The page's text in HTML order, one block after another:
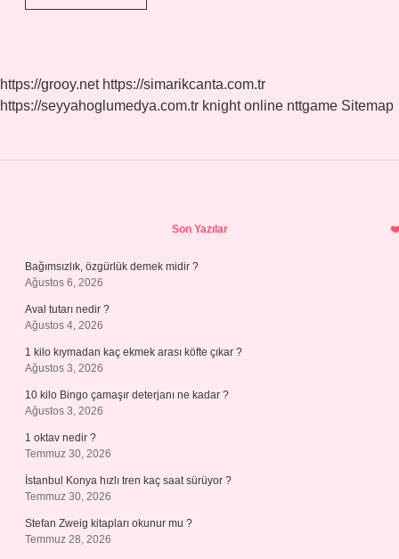
Olmazsa
https://grooy.net https://simarikcanta.com.tr
https://seyyahoglumedya.com.tr knight online nttgame Sitemap
Son Yazılar
Bağımsızlık, özgürlük demek midir ?
Ağustos 6, 2026
Aval tutarı nedir ?
Ağustos 4, 2026
1 kilo kıymadan kaç ekmek arası köfte çıkar ?
Ağustos 3, 2026
10 kilo Bingo çamaşır deterjanı ne kadar ?
Ağustos 3, 2026
1 oktav nedir ?
Temmuz 30, 2026
İstanbul Konya hızlı tren kaç saat sürüyor ?
Temmuz 30, 2026
Stefan Zweig kitapları okunur mu ?
Temmuz 28, 2026